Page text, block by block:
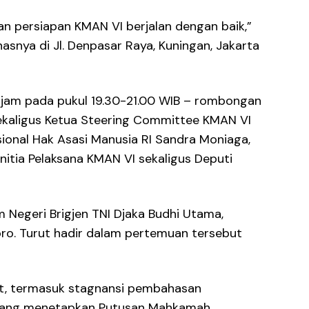
KMAN VI berjalan dengan baik,”
di Jl. Denpasar Raya, Kuningan, Jakarta
pada pukul 19.30-21.00 WIB – rombongan
Ketua Steering Committee KMAN VI
Hak Asasi Manusia RI Sandra Moniaga,
Pelaksana KMAN VI sekaligus Deputi
Brigjen TNI Djaka Budhi Utama,
Turut hadir dalam pertemuan tersebut
termasuk stagnansi pembahasan